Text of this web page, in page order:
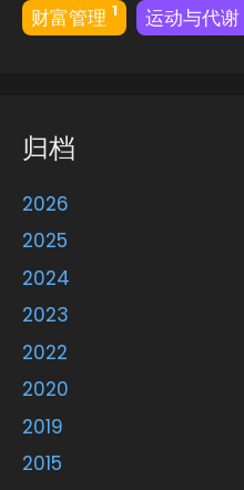
财富管理 1 运动与代谢
归档
2026
2025
2024
2023
2022
2020
2019
2015